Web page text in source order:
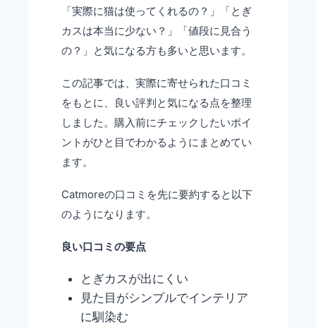
「実際に猫は使ってくれるの？」「とぎ
カスは本当に少ない？」「値段に見合う
の？」と気になる方も多いと思います。
この記事では、実際に寄せられた口コミ
をもとに、良い評判と気になる点を整理
しました。購入前にチェックしたいポイ
ントがひと目でわかるようにまとめてい
ます。
Catmoreの口コミを先に要約すると以下
のようになります。
良い口コミの要点
とぎカスが出にくい
見た目がシンプルでインテリア
に馴染む